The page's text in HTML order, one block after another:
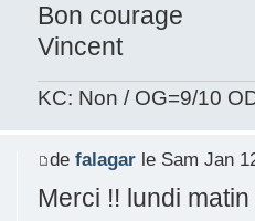
Bon courage
Vincent
KC: Non / OG=9/10
de falagarle Sam Jan
Merci !! lundi